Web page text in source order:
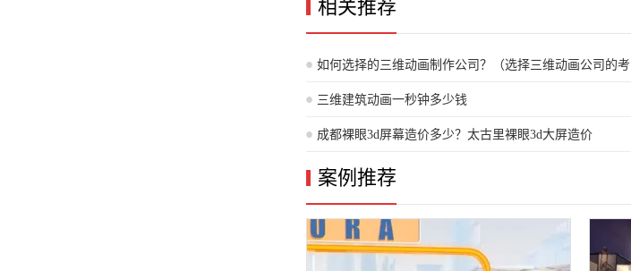
相关推荐
如何选择的三维动画制作公司？（选择三维动画公司的考
虑因素。）
三维建筑动画一秒钟多少钱
成都裸眼3d屏幕造价多少？太古里裸眼3d大屏造价
案例推荐